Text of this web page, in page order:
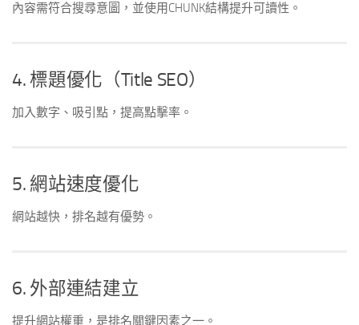
內容需符合搜尋意圖，並使用CHUNK結構提升可讀性。
4. 標題優化（Title SEO）
加入數字、吸引點，提高點擊率。
5. 網站速度優化
網站越快，排名越有優勢。
6. 外部連結建立
提升網站權重，是排名關鍵因素之一。